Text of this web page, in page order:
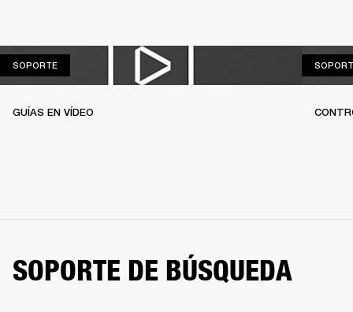
SOPORTESOPORTE
GUÍAS EN VÍDEO
SOPORTE DE BÚSQUEDA